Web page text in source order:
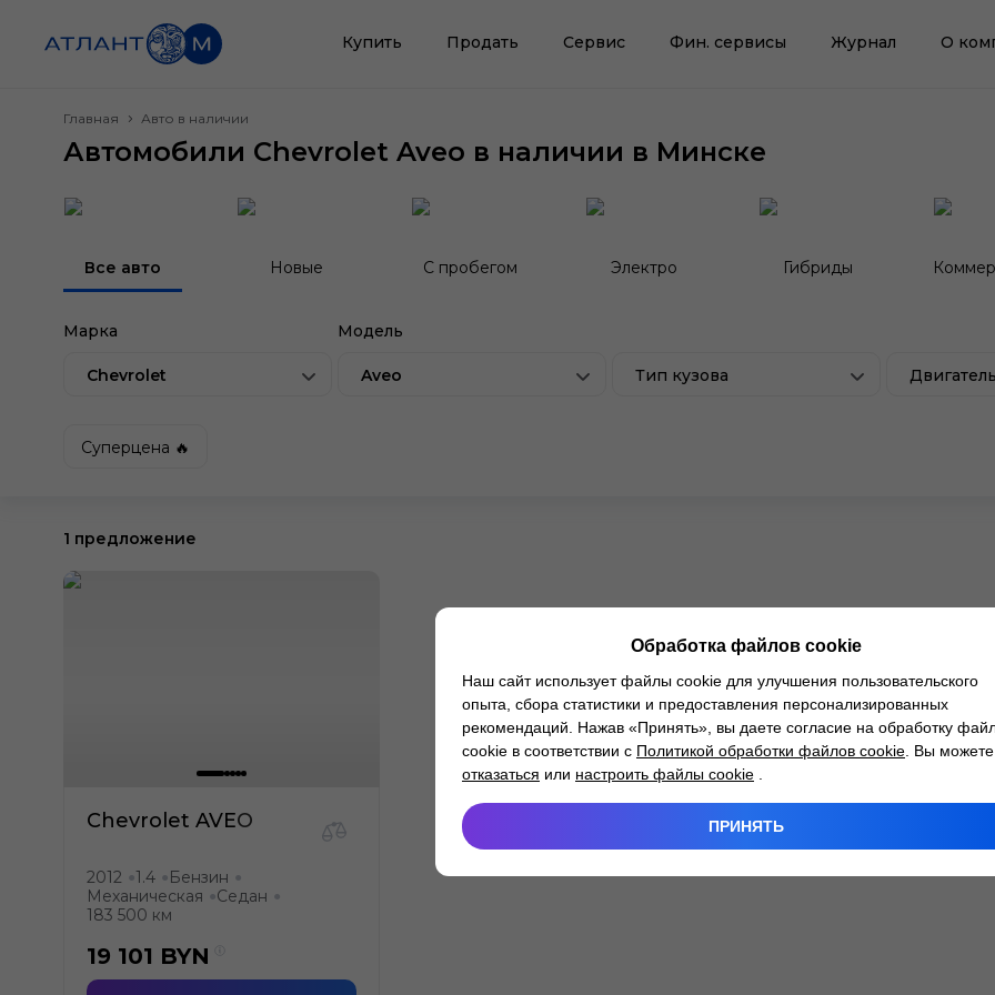
Купить Продать Сервис Фин. сервисы Журнал О
Главная Авто в наличии
Автомобили Chevrolet Aveo в наличии в Минске
Все авто Новые С пробегом Электро Гибриды
Марка
Chevrolet
Модель
Aveo Тип кузова Двигатель
Суперцена 🔥
1 предложение
Chevrolet AVEO
2012 ●1.4 ● Бензин ●
Механическая ●Седан ●
183 500 км
19 101 BYN
Обработка файлов cookie
Наш сайт использует файлы cookie для улучшения пользовательского
опыта, сбора статистики и предоставления персонализированных
рекомендаций. Нажав «Принять», вы даете согласие на обработку
cookie в соответствии с Политикой обработки файлов cookie . Вы можете
отказаться или настроить файлы cookie
ПРИНЯТЬ